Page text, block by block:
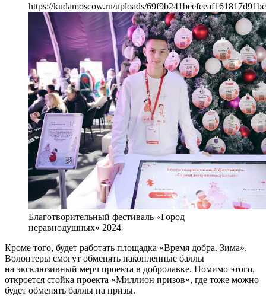
https://kudamoscow.ru/uploads/
Благотворительный фестиваль «Город
неравнодушных» 2024
Кроме того, будет работать площадка «Время добра. Зима».
Волонтеры смогут обменять накопленные баллы
на эксклюзивный мерч проекта в добролавке. Помимо этого,
откроется стойка проекта «Миллион призов», где тоже можно
будет обменять баллы на призы.